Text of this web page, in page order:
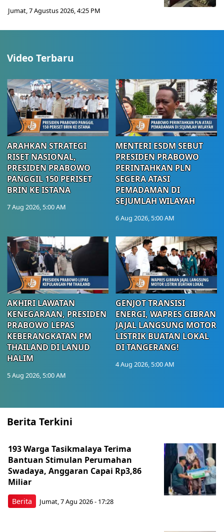
Jumat, 7 Agustus 2026, 4:25 PM
Video Terbaru
ARAHKAN STRATEGI
RISET NASIONAL,
PRESIDEN PRABOWO
PANGGIL 150 PERISET
BRIN KE ISTANA
7 Aug 2026, 5:00 AM
MENTERI ESDM SEBUT
PRESIDEN PRABOWO
PERINTAHKAN PLN
SEGERA ATASI
PEMADAMAN DI
SEJUMLAH WILAYAH
6 Aug 2026, 5:00 AM
AKHIRI LAWATAN
KENEGARAAN, PRESIDEN
PRABOWO LEPAS
KEBERANGKATAN PM
THAILAND DI LANUD
HALIM
5 Aug 2026, 5:00 AM
GENJOT TRANSISI
ENERGI, WAPRES GIBRAN
JAJAL LANGSUNG MOTOR
LISTRIK BUATAN LOKAL
DI TANGERANG!
4 Aug 2026, 5:00 AM
Berita Terkini
Berita
193 Warga Tasikmalaya Terima
Bantuan Stimulan Perumahan
Swadaya, Anggaran Capai Rp3,86
Miliar
Jumat, 7 Agu 2026 - 17:28